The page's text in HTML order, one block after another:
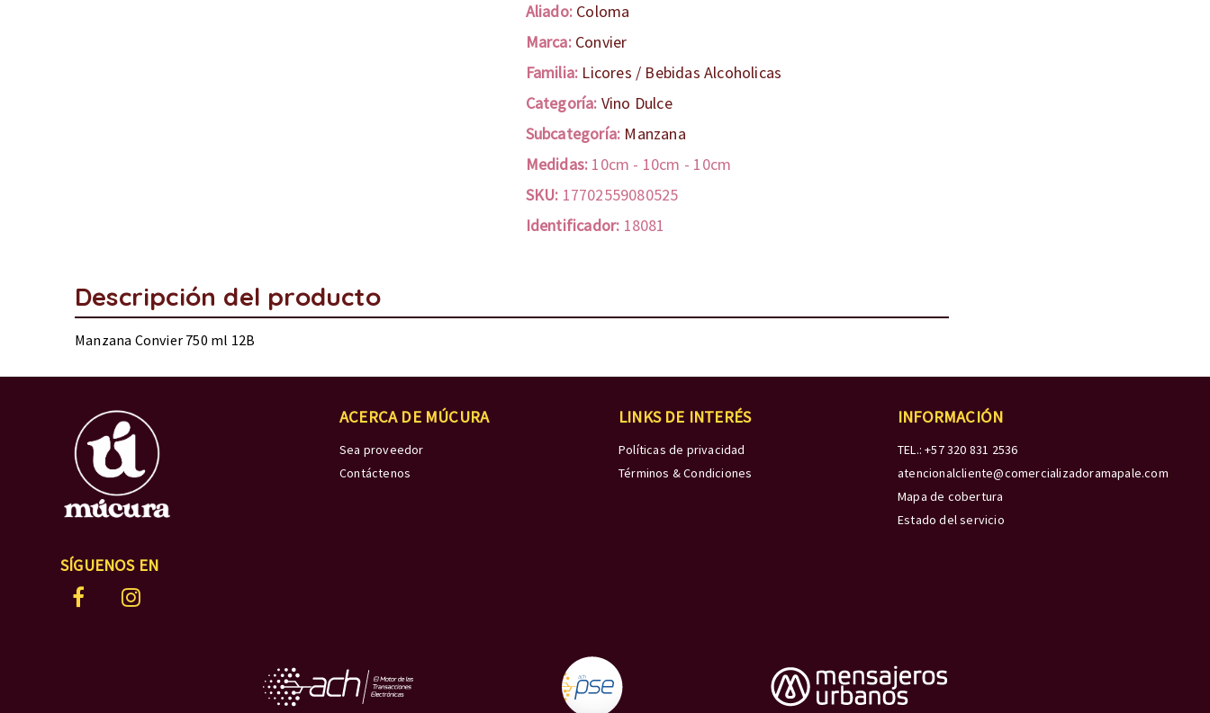
Aliado: Coloma
Marca: Convier
Familia: Licores / Bebidas Alcoholicas
Categoría: Vino Dulce
Subcategoría: Manzana
Medidas: 10cm - 10cm - 10cm
SKU: 17702559080525
Identificador: 18081
Descripción del producto
Manzana Convier 750 ml 12B
SÍGUENOS EN
ACERCA DE MÚCURA
Sea proveedor
Contáctenos
LINKS DE INTERÉS
Políticas de privacidad
Términos & Condiciones
INFORMACIÓN
TEL.: +57 320 831 2536
atencionalcliente@comercializadoramapale.com
Mapa de cobertura
Estado del servicio